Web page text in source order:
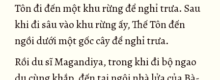
Tôn đi đến một khu rừng để nghỉ trưa. Sau
khi đi sâu vào khu rừng ấy, Thế Tôn đến
ngồi dưới một gốc cây để nghỉ trưa.
Rồi du sĩ Magandiya, trong khi đi bộ ngao